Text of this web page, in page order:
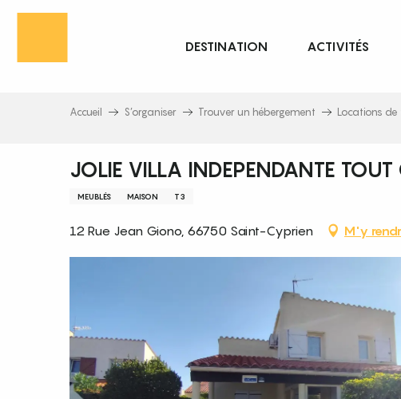
Aller
principal
DESTINATION ACTIVITÉS
Accueil S’organiser Trouver un hébergement Locations de
JOLIE VILLA INDEPENDANTE
MEUBLÉS MAISON T3
12 Rue Jean Giono, 66750 Saint-Cyprien M'y